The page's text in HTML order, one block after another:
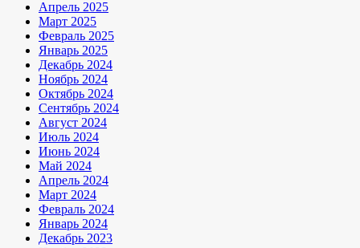
Апрель 2025
Март 2025
Февраль 2025
Январь 2025
Декабрь 2024
Ноябрь 2024
Октябрь 2024
Сентябрь 2024
Август 2024
Июль 2024
Июнь 2024
Май 2024
Апрель 2024
Март 2024
Февраль 2024
Январь 2024
Декабрь 2023